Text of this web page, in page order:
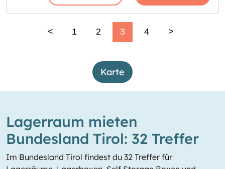
< 1 2 3 4 >
Karte
Lagerraum mieten
Bundesland Tirol: 32 Treffer
Im Bundesland Tirol findest du 32 Treffer für